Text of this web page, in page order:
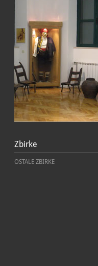
Zbirke
OSTALE ZBIRKE